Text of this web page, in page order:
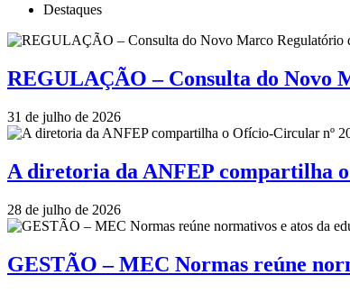
Destaques
REGULAÇÃO – Consulta do Novo
31 de julho de 2026
A diretoria da ANFEP compartilha
28 de julho de 2026
GESTÃO – MEC Normas reúne